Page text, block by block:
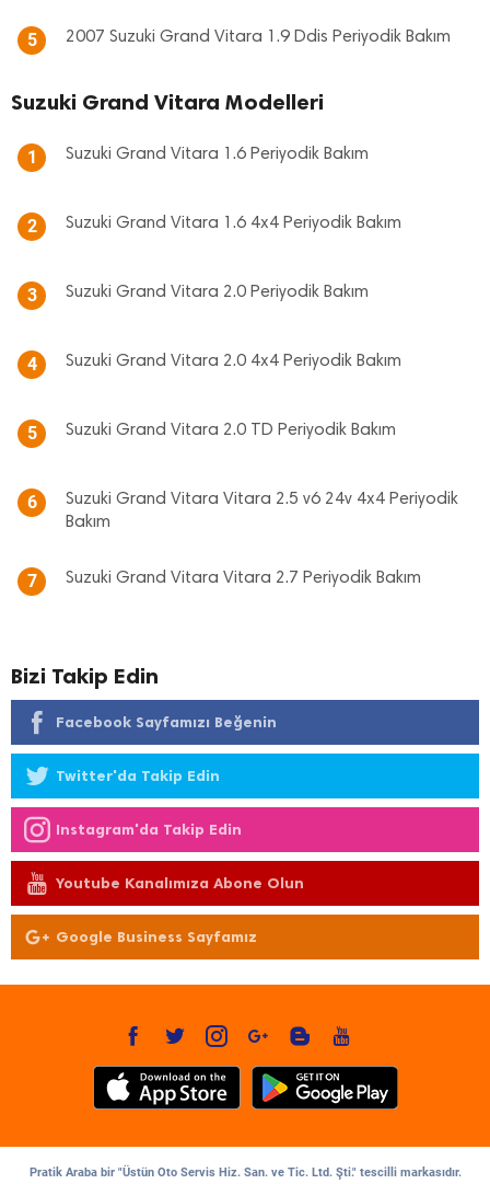
5 2007 Suzuki Grand Vitara 1.9 Ddis Periyodik Bakım
Suzuki Grand Vitara Modelleri
1 Suzuki Grand Vitara 1.6 Periyodik Bakım
2 Suzuki Grand Vitara 1.6 4x4 Periyodik Bakım
3 Suzuki Grand Vitara 2.0 Periyodik Bakım
4 Suzuki Grand Vitara 2.0 4x4 Periyodik Bakım
5 Suzuki Grand Vitara 2.0 TD Periyodik Bakım
6
Suzuki Grand Vitara Vitara 2.5 v6 24v 4x4 Periyodik
Bakım
7 Suzuki Grand Vitara Vitara 2.7 Periyodik Bakım
Bizi Takip Edin
Facebook Sayfamızı Beğenin
Twitter'da Takip Edin
Instagram'da Takip Edin
Youtube Kanalımıza Abone Olun
Google Business Sayfamız
Pratik Araba bir "Üstün Oto Servis Hiz. San. ve Tic. Ltd. Şti." tescilli markasıdır.